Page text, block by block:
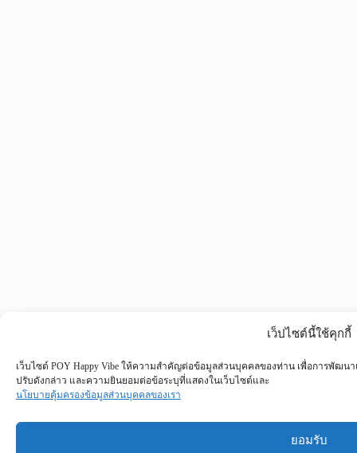
เว็ปไซต์นี้ใช้คุกกี้
เว็บไซต์ POY Happy Vibe ให้ความสำคัญต่อข้อมูลส่วนบุคคลของท่าน เพื่อการพัฒน
ปรับดังกล่าว และความยินยอมต่อข้อระบุที่แสดงในเว็บไซต์และ
นโยบายคุ้มครองข้อมูลส่วนบุคคลของเรา
ยอมรับ